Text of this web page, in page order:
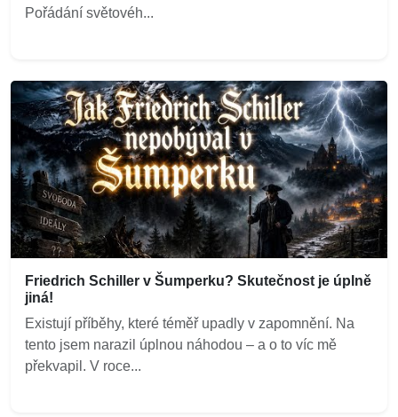
Pořádání světovéh...
Friedrich Schiller v Šumperku? Skutečnost je úplně
jiná!
Existují příběhy, které téměř upadly v zapomnění. Na
tento jsem narazil úplnou náhodou – a o to víc mě
překvapil. V roce...